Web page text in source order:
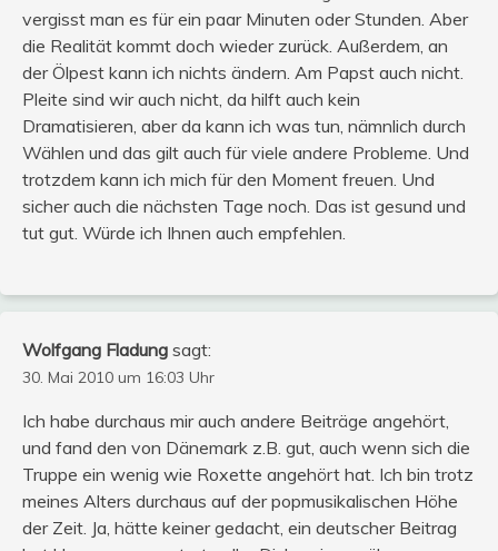
vergisst man es für ein paar Minuten oder Stunden. Aber
die Realität kommt doch wieder zurück. Außerdem, an
der Ölpest kann ich nichts ändern. Am Papst auch nicht.
Pleite sind wir auch nicht, da hilft auch kein
Dramatisieren, aber da kann ich was tun, nämnlich durch
Wählen und das gilt auch für viele andere Probleme. Und
trotzdem kann ich mich für den Moment freuen. Und
sicher auch die nächsten Tage noch. Das ist gesund und
tut gut. Würde ich Ihnen auch empfehlen.
Wolfgang Fladung sagt:
30. Mai 2010 um 16:03 Uhr
Ich habe durchaus mir auch andere Beiträge angehört,
und fand den von Dänemark z.B. gut, auch wenn sich die
Truppe ein wenig wie Roxette angehört hat. Ich bin trotz
meines Alters durchaus auf der popmusikalischen Höhe
der Zeit. Ja, hätte keiner gedacht, ein deutscher Beitrag